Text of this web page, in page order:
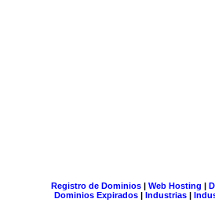
Registro de Dominios| Web Hosting |
Dominios Expirados | Industrias |